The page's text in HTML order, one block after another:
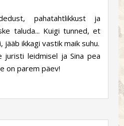
pahatahtlikkust ja
taluda... Kuigi tunned, et
jääb ikkagi vastik maik suhu.
juristi leidmisel ja Sina pea
on parem päev!